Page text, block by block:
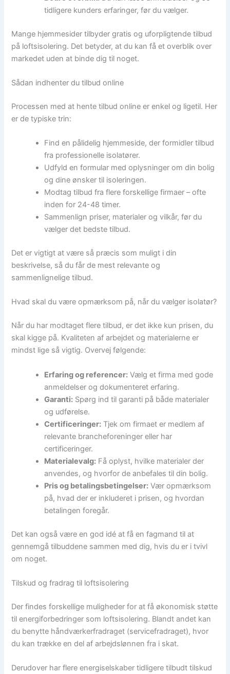
tidligere kunders erfaringer, før du vælger.
Mange hjemmesider tilbyder gratis og uforpligtende tilbud
på loftsisolering. Det betyder, at du kan få et overblik over
markedet uden at binde dig til noget.
Sådan indhenter du tilbud online
Processen med at hente tilbud online er enkel og ligetil. Her
er de typiske trin:
Find en pålidelig hjemmeside, der formidler tilbud
fra professionelle isolatører.
Udfyld en formular med oplysninger om din bolig
og dine ønsker til isoleringen.
Modtag tilbud fra flere forskellige firmaer – ofte
inden for 24-48 timer.
Sammenlign priser, materialer og vilkår, før du
vælger det bedste tilbud.
Det er vigtigt at være så præcis som muligt i din
beskrivelse, så du får de mest relevante og
sammenlignelige tilbud.
Hvad skal du være opmærksom på, når du vælger isolatør?
Når du har modtaget flere tilbud, er det ikke kun prisen, du
skal kigge på. Kvaliteten af arbejdet og materialerne er
mindst lige så vigtig. Overvej følgende:
Erfaring og referencer: Vælg et firma med gode
anmeldelser og dokumenteret erfaring.
Garanti: Spørg ind til garanti på både materialer
og udførelse.
Certificeringer: Tjek om firmaet er medlem af
relevante brancheforeninger eller har
certificeringer.
Materialevalg: Få oplyst, hvilke materialer der
anvendes, og hvorfor de anbefales til din bolig.
Pris og betalingsbetingelser: Vær opmærksom
på, hvad der er inkluderet i prisen, og hvordan
betalingen foregår.
Det kan også være en god idé at få en fagmand til at
gennemgå tilbuddene sammen med dig, hvis du er i tvivl
om noget.
Tilskud og fradrag til loftsisolering
Der findes forskellige muligheder for at få økonomisk støtte
til energiforbedringer som loftsisolering. Blandt andet kan
du benytte håndværkerfradraget (servicefradraget), hvor
du kan trække en del af arbejdslønnen fra i skat.
Derudover har flere energiselskaber tidligere tilbudt tilskud